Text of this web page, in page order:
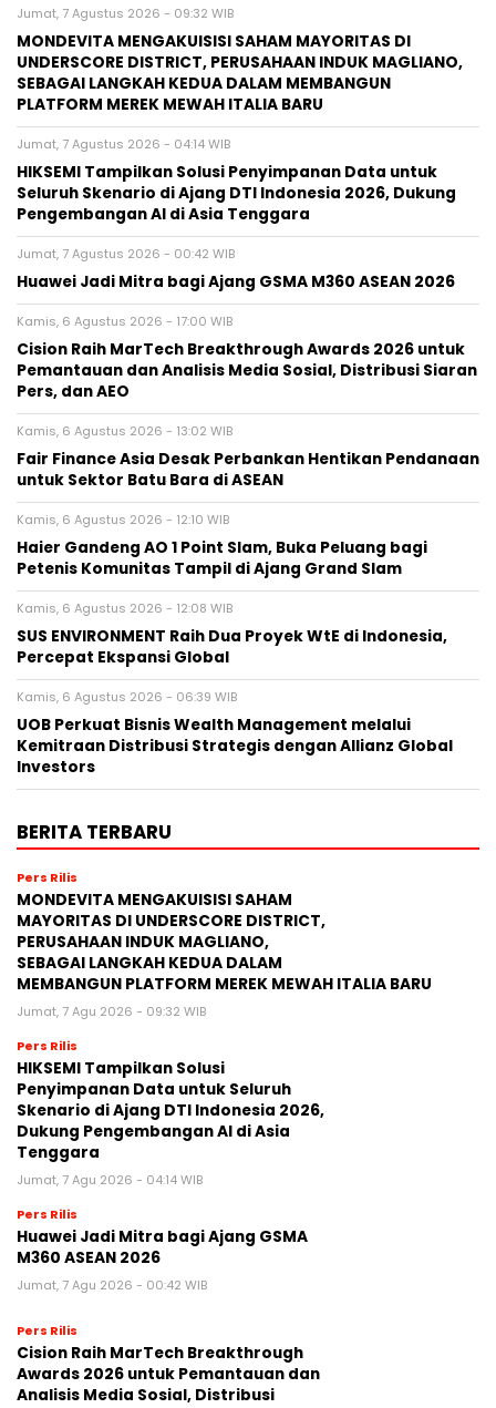
Jumat, 7 Agustus 2026 - 09:32 WIB
MONDEVITA MENGAKUISISI SAHAM MAYORITAS DI
UNDERSCORE DISTRICT, PERUSAHAAN INDUK MAGLIANO,
SEBAGAI LANGKAH KEDUA DALAM MEMBANGUN
PLATFORM MEREK MEWAH ITALIA BARU
Jumat, 7 Agustus 2026 - 04:14 WIB
HIKSEMI Tampilkan Solusi Penyimpanan Data untuk
Seluruh Skenario di Ajang DTI Indonesia 2026, Dukung
Pengembangan AI di Asia Tenggara
Jumat, 7 Agustus 2026 - 00:42 WIB
Huawei Jadi Mitra bagi Ajang GSMA M360 ASEAN 2026
Kamis, 6 Agustus 2026 - 17:00 WIB
Cision Raih MarTech Breakthrough Awards 2026 untuk
Pemantauan dan Analisis Media Sosial, Distribusi Siaran
Pers, dan AEO
Kamis, 6 Agustus 2026 - 13:02 WIB
Fair Finance Asia Desak Perbankan Hentikan Pendanaan
untuk Sektor Batu Bara di ASEAN
Kamis, 6 Agustus 2026 - 12:10 WIB
Haier Gandeng AO 1 Point Slam, Buka Peluang bagi
Petenis Komunitas Tampil di Ajang Grand Slam
Kamis, 6 Agustus 2026 - 12:08 WIB
SUS ENVIRONMENT Raih Dua Proyek WtE di Indonesia,
Percepat Ekspansi Global
Kamis, 6 Agustus 2026 - 06:39 WIB
UOB Perkuat Bisnis Wealth Management melalui
Kemitraan Distribusi Strategis dengan Allianz Global
Investors
BERITA TERBARU
Pers Rilis
MONDEVITA MENGAKUISISI SAHAM
MAYORITAS DI UNDERSCORE DISTRICT,
PERUSAHAAN INDUK MAGLIANO,
SEBAGAI LANGKAH KEDUA DALAM
MEMBANGUN PLATFORM MEREK MEWAH ITALIA BARU
Jumat, 7 Agu 2026 - 09:32 WIB
Pers Rilis
HIKSEMI Tampilkan Solusi
Penyimpanan Data untuk Seluruh
Skenario di Ajang DTI Indonesia 2026,
Dukung Pengembangan AI di Asia
Tenggara
Jumat, 7 Agu 2026 - 04:14 WIB
Pers Rilis
Huawei Jadi Mitra bagi Ajang GSMA
M360 ASEAN 2026
Jumat, 7 Agu 2026 - 00:42 WIB
Pers Rilis
Cision Raih MarTech Breakthrough
Awards 2026 untuk Pemantauan dan
Analisis Media Sosial, Distribusi